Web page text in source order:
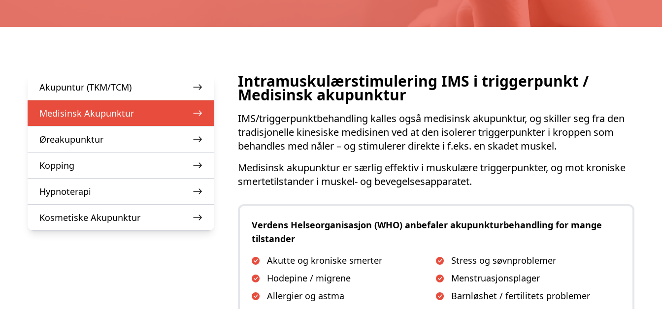
Akupuntur (TKM/TCM)
Medisinsk Akupunktur
Øreakupunktur
Kopping
Hypnoterapi
Kosmetiske Akupunktur
Intramuskulærstimulering IMS i triggerpunkt /
Medisinsk akupunktur
IMS/triggerpunktbehandling kalles også medisinsk akupunktur, og skiller seg fra den
tradisjonelle kinesiske medisinen ved at den isolerer triggerpunkter i kroppen som
behandles med nåler – og stimulerer direkte i f.eks. en skadet muskel.
Medisinsk akupunktur er særlig effektiv i muskulære triggerpunkter, og mot kroniske
smertetilstander i muskel- og bevegelsesapparatet.
Verdens Helseorganisasjon (WHO) anbefaler akupunkturbehandling for mange
tilstander
Akutte og kroniske smerter
Stress og søvnproblemer
Hodepine / migrene
Menstruasjonsplager
Allergier og astma
Barnløshet / fertilitets problemer